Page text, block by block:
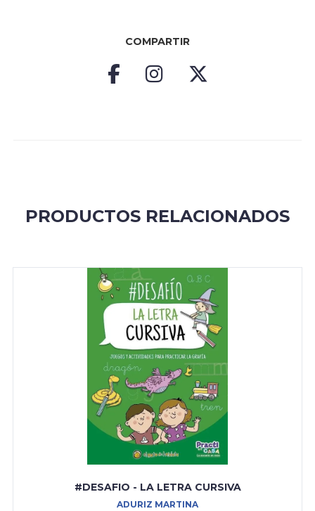
COMPARTIR
PRODUCTOS RELACIONADOS
#DESAFIO - LA LETRA CURSIVA
ADURIZ MARTINA